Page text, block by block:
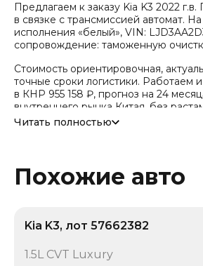
Предлагаем к заказу Kia K3 2022
в связке с трансмиссией автомат.
исполнения «белый», VIN:
сопровождение: таможенную
Стоимость ориентировочная,
точные сроки логистики. Работаем
в КНР 955 158 ₽, прогноз на 24
внутреннего рынка Китая, без
Читать полностью
Похожие авто
Kia K3, лот 57662382
1 владелец
1.5L CVT Luxury